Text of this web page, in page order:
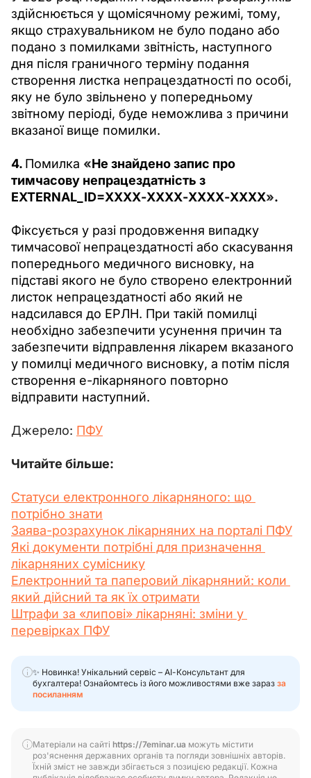
здійснюється у щомісячному режимі, тому,
якщо страхувальником не було подано або
подано з помилками звітність, наступного
дня після граничного терміну подання
створення листка непрацездатності по особі,
яку не було звільнено у попередньому
звітному періоді, буде неможлива з причини
вказаної вище помилки.
4. Помилка «Не знайдено запис про
тимчасову непрацездатність з
EXTERNAL_ID=ХХХХ-ХХХХ-ХХХХ-ХХХХ».
Фіксується у разі продовження випадку
тимчасової непрацездатності або скасування
попереднього медичного висновку, на
підставі якого не було створено електронний
листок непрацездатності або який не
надсилався до ЕРЛН. При такій помилці
необхідно забезпечити усунення причин та
забезпечити відправлення лікарем вказаного
у помилці медичного висновку, а потім після
створення е-лікарняного повторно
відправити наступний.
Джерело: ПФУ
Читайте більше:
Статуси електронного лікарняного: що
потрібно знати
Заява-розрахунок лікарняних на порталі ПФУ
Які документи потрібні для призначення
лікарняних суміснику
Електронний та паперовий лікарняний: коли
який дійсний та як їх отримати
Штрафи за «липові» лікарняні: зміни у
перевірках ПФУ
✨ Новинка! Унікальний сервіс – АІ-Консультант для
бухгалтера! Ознайомтесь із його можливостями вже зараз за
посиланням
Матеріали на сайті https://7eminar.ua можуть містити
роз'яснення державних органів та погляди зовнішніх авторів.
Їхній зміст не завжди збігається з позицією редакції. Кожна